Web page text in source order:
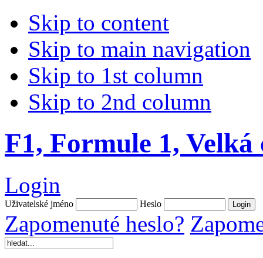
Skip to content
Skip to main navigation
Skip to 1st column
Skip to 2nd column
F1, Formule 1,
Login
Uživatelské jméno Heslo
Zapomenuté heslo?